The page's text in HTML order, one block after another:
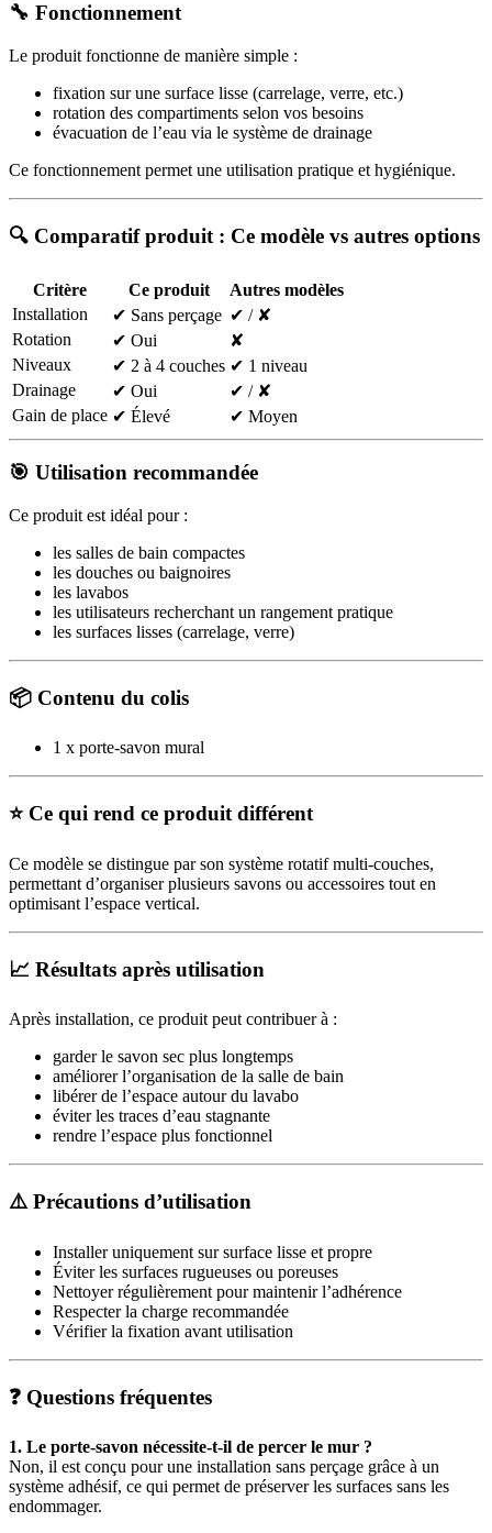
🔧 Fonctionnement
Le produit fonctionne de manière simple :
fixation sur une surface lisse (carrelage, verre, etc.)
rotation des compartiments selon vos besoins
évacuation de l’eau via le système de drainage
Ce fonctionnement permet une utilisation pratique et hygiénique.
🔍 Comparatif produit : Ce modèle vs autres options
Critère Ce produit
Autres modèles
Installation
✔ Sans perçage ✔ / ✘
Rotation
✔ Oui
✘
Niveaux
✔ 2 à 4 couches ✔ 1 niveau
Drainage
✔ Oui
✔ / ✘
Gain de place ✔ Élevé ✔ Moyen
🎯 Utilisation recommandée
Ce produit est idéal pour :
les salles de bain compactes
les douches ou baignoires
les lavabos
les utilisateurs recherchant un rangement pratique
les surfaces lisses (carrelage, verre)
📦 Contenu du colis
1 x porte-savon mural
⭐ Ce qui rend ce produit différent
Ce modèle se distingue par son système rotatif multi-couches,
permettant d’organiser plusieurs savons ou accessoires tout en
optimisant l’espace vertical.
📈 Résultats après utilisation
Après installation, ce produit peut contribuer à :
garder le savon sec plus longtemps
améliorer l’organisation de la salle de bain
libérer de l’espace autour du lavabo
éviter les traces d’eau stagnante
rendre l’espace plus fonctionnel
⚠️ Précautions d’utilisation
Installer uniquement sur surface lisse et propre
Éviter les surfaces rugueuses ou poreuses
Nettoyer régulièrement pour maintenir l’adhérence
Respecter la charge recommandée
Vérifier la fixation avant utilisation
❓ Questions fréquentes
1. Le porte-savon nécessite-t-il de percer le mur ?
Non, il est conçu pour une installation sans perçage grâce à un
système adhésif, ce qui permet de préserver les surfaces sans les
endommager.